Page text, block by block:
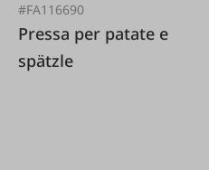
#FA116690
Pressa per patate e
spätzle